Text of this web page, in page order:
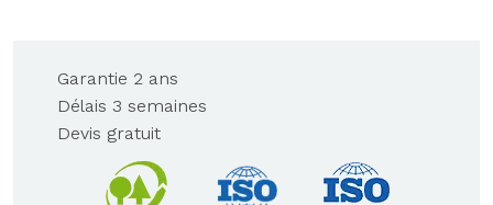
Garantie 2 ans
Délais 3 semaines
Devis gratuit